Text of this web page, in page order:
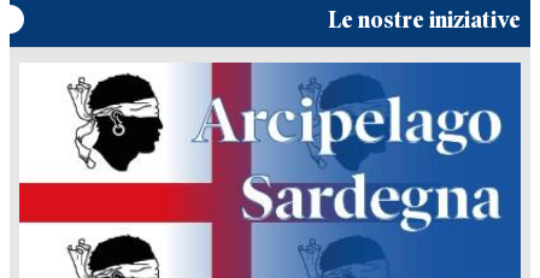
Le nostre iniziative